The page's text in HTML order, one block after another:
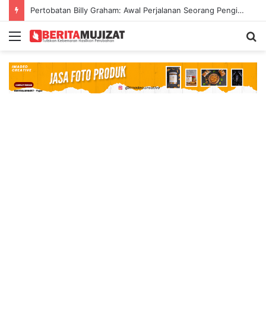
Pertobatan Billy Graham: Awal Perjalanan Seorang Penginjil Dunia
Menu